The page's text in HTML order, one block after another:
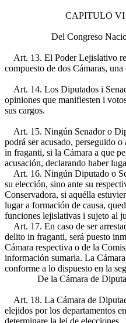
CAPITULO VI
Del Congreso
Art. 13. El Poder Lejislativo
compuesto de dos Cámaras,
Art. 14. Los Diputados i
opiniones que manifiesten i
sus cargos.
Art. 15. Ningún Senador o
podrá ser acusado, perseguido
in fraganti, si la Cámara a que
acusación, declarando haber
Art. 16. Ningún Diputado o
su elección, sino ante su
Conservadora, si aquélla
lugar a formación de causa,
funciones lejislativas i sujeto al
Art. 17. En caso de ser
delito in fraganti, será puesto
Cámara respectiva o de la
información sumaria. La
conforme a lo dispuesto en la
De la Cámara de
Art. 18. La Cámara de
elejidos por los departamentos
determinare la lei de elecciones.